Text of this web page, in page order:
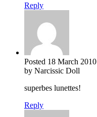
Reply
Posted 18 March 2010
by Narcissic Doll
superbes lunettes!
Reply